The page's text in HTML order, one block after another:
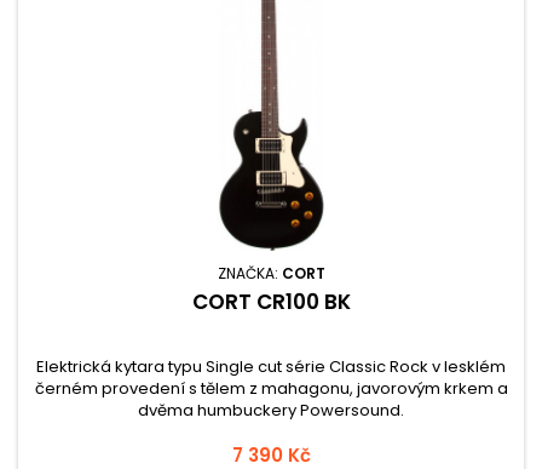
ZNAČKA: CORT
CORT CR100 BK
Elektrická kytara typu Single cut série Classic Rock v lesklém
černém provedení s tělem z mahagonu, javorovým krkem a
dvěma humbuckery Powersound.
7 390 Kč